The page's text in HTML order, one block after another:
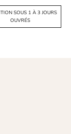
SOUS 1 À 3 JOURS
OUVRÉS